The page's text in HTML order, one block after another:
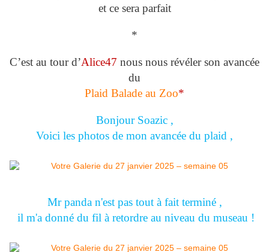
et ce sera parfait
*
C’est au tour d’Alice47 nous nous révéler son avancée
du
Plaid Balade au Zoo*
Bonjour Soazic ,
Voici les photos de mon avancée du plaid ,
Mr panda n'est pas tout à fait terminé ,
il m'a donné du fil à retordre au niveau du museau !